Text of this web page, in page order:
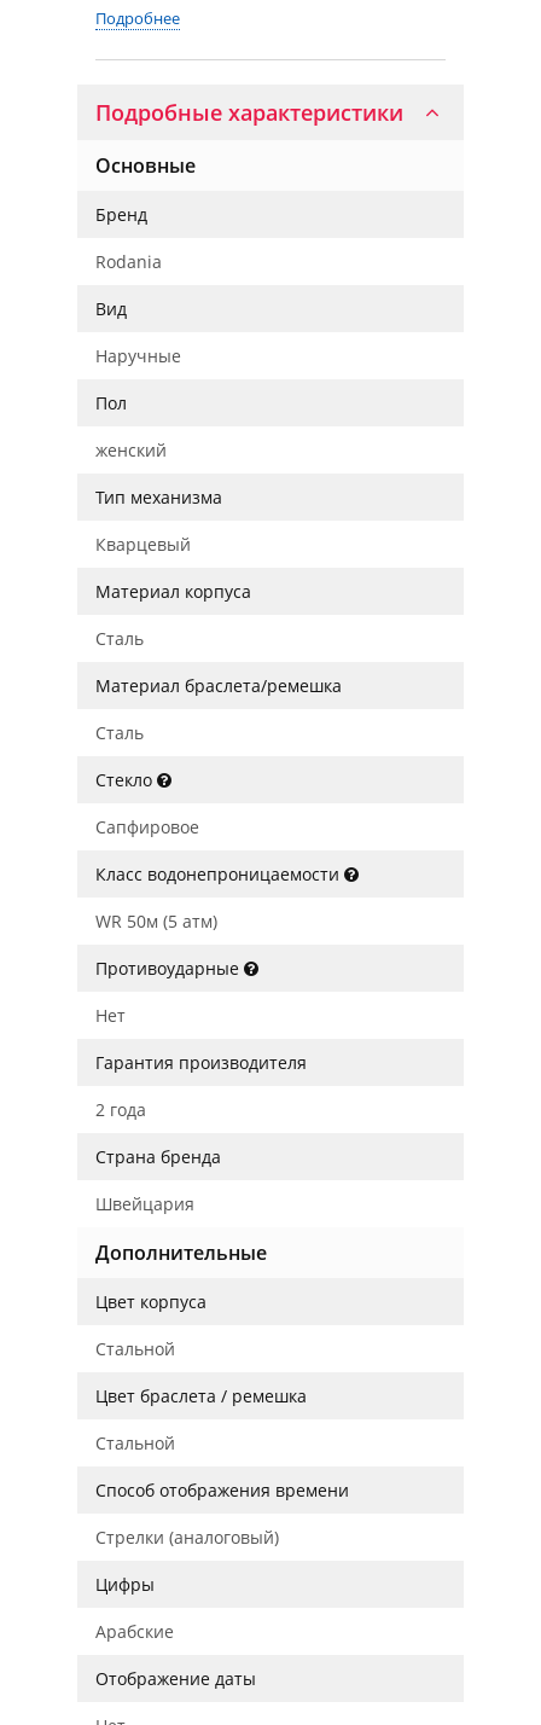
Подробнее
Подробные характеристики
Основные
Бренд
Rodania
Вид
Наручные
Пол
женский
Тип механизма
Кварцевый
Материал корпуса
Сталь
Материал браслета/ремешка
Сталь
Стекло
Сапфировое
Класс водонепроницаемости
WR 50м (5 атм)
Противоударные
Нет
Гарантия производителя
2 года
Страна бренда
Швейцария
Дополнительные
Цвет корпуса
Стальной
Цвет браслета / ремешка
Стальной
Способ отображения времени
Стрелки (аналоговый)
Цифры
Арабские
Отображение даты